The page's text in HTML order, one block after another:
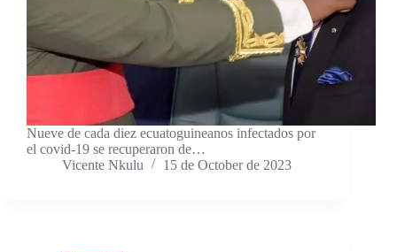
Nueve de cada diez ecuatoguineanos infectados por
el covid-19 se recuperaron de…
Vicente Nkulu
15 de October de 2023